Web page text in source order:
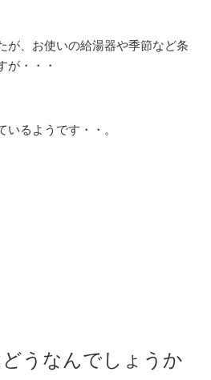
が、お使いの給湯器や季節など条
が・・・
いるようです・・。
うなんでしょうか